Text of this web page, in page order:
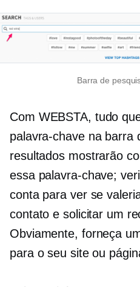
Barra de
Com WEBSTA, tudo
palavra-chave na barra
resultados mostrarão
essa palavra-chave;
conta para ver se
contato e solicitar um
Obviamente, forneça
para o seu site ou